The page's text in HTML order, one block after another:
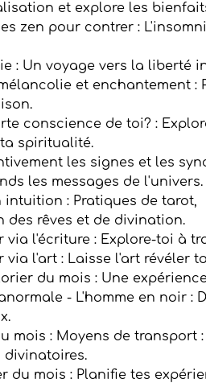
et explore les
zen pour contrer :
: Un voyage vers la liberté
et enchantement :
conscience de toi? :
spiritualité.
les signes et les
les messages de l'univers.
intuition : Pratiques de tarot,
des rêves et de divination.
via l'écriture : Explore-toi à
via l'art : Laisse l'art révéler
du mois : Une
- L'homme en noir :
mois : Moyens de transport :
divinatoires.
du mois : Planifie tes